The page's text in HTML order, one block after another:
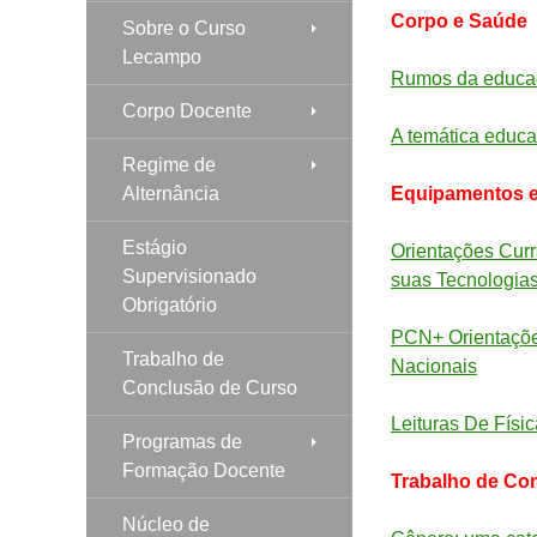
Corpo e Saúde
Rumos da
A temática
Equipamentos
Orientações
suas
PCN+
Nacionais
Leituras De
Trabalho de
Sobre o Curso
Lecampo
Corpo Docente
Regime de
Alternância
Estágio
Supervisionado
Obrigatório
Trabalho de
Conclusão de Curso
Programas de
Formação Docente
Núcleo de